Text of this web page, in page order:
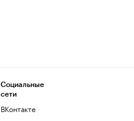
Социальные
сети
ВКонтакте